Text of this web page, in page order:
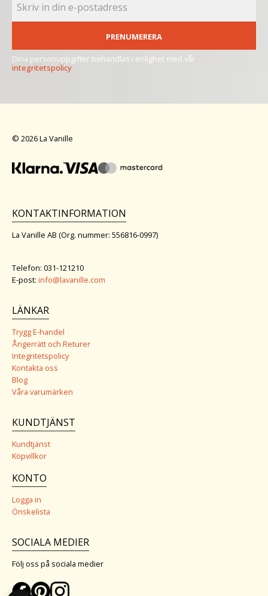
PRENUMERERA
Dina personuppgifter behandlas i enlighet med vår
integritetspolicy.
© 2026 La Vanille
KONTAKTINFORMATION
La Vanille AB (Org. nummer: 556816-0997)
Telefon: 031-121210
E-post: info@lavanille.com
LÄNKAR
Trygg E-handel
Ångerrätt och Returer
Integritetspolicy
Kontakta oss
Blog
Våra varumärken
KUNDTJÄNST
Kundtjänst
Köpvillkor
KONTO
Logga in
Önskelista
SOCIALA MEDIER
Följ oss på sociala medier